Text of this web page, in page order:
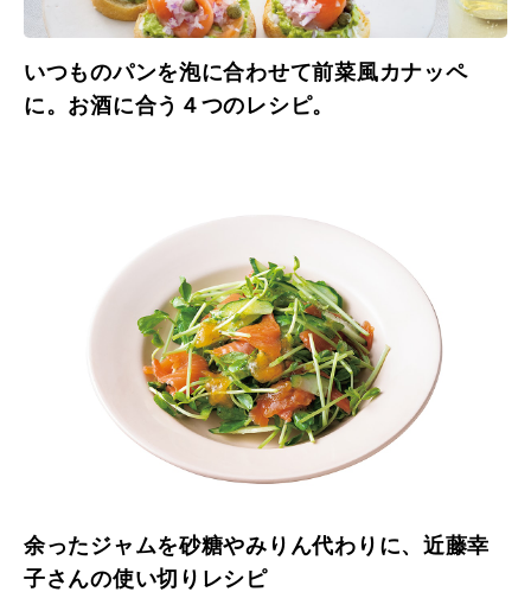
いつものパンを泡に合わせて前菜風カナッペ
に。お酒に合う４つのレシピ。
余ったジャムを砂糖やみりん代わりに、近藤幸
子さんの使い切りレシピ